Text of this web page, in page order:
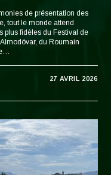
de présentation des
tout le monde attend
plus fidèles du Festival de
du Roumain
27 AVRIL 2026